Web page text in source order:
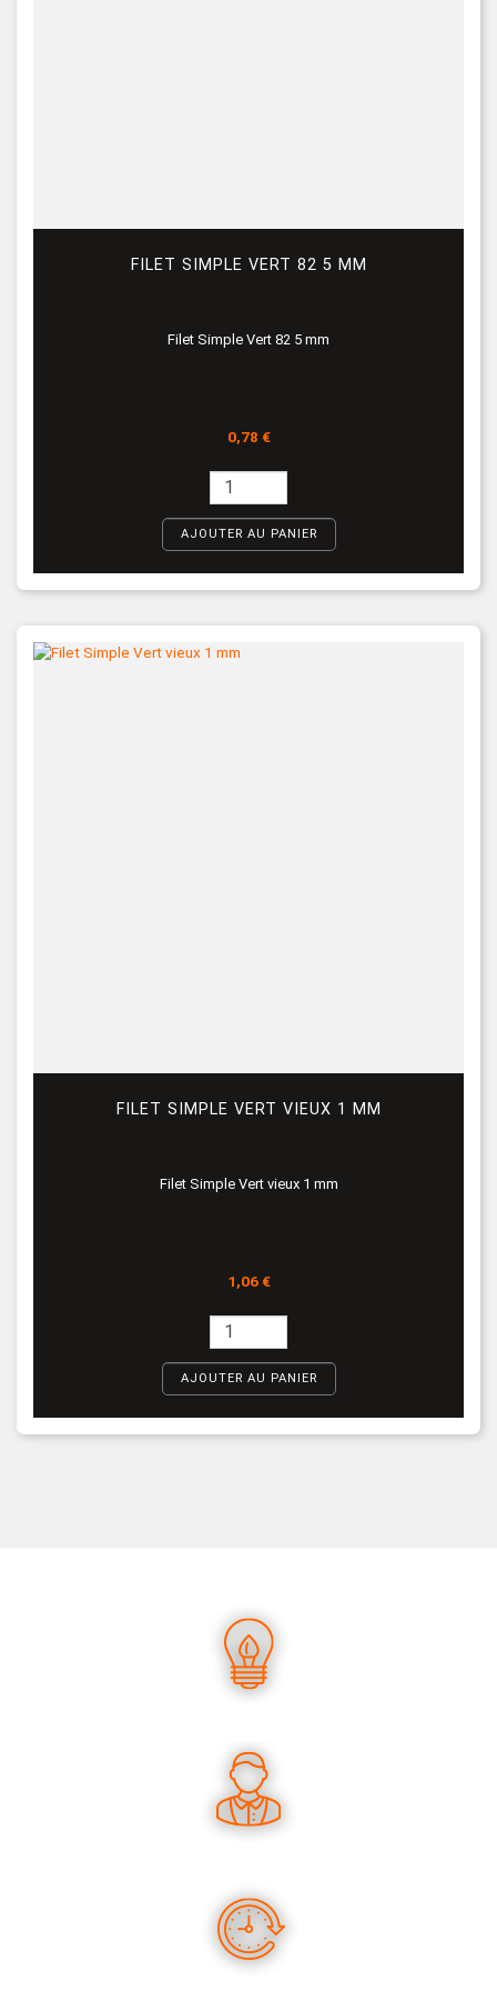
FILET SIMPLE VERT 82 5 MM
Filet Simple Vert 82 5 mm
Prix
0,78 €
AJOUTER AU PANIER
FILET SIMPLE VERT VIEUX 1 MM
Filet Simple Vert vieux 1 mm
Prix
1,06 €
AJOUTER AU PANIER